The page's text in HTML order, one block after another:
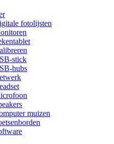
fotolijsten
stick
hubs
muizen